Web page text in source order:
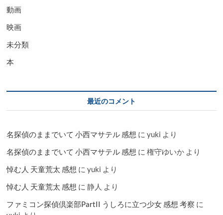
動画
映画
未分類
本
最近のコメント
名探偵のままでいて 小西マサテル 感想 にyuki より
名探偵のままでいて 小西マサテル 感想 に権守ゆいか より
悼む人 天童荒太 感想 にyuki より
悼む人 天童荒太 感想 に静人 より
ファミコン探偵倶楽部PartII うしろに立つ少女 感想 考察 に